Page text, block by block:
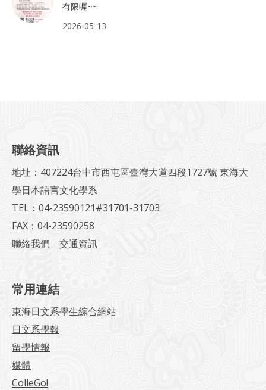
有限喔~~
2026-05-13
聯絡資訊
地址：407224台中市西屯區臺灣大道四段1727號 東海大
學日本語言文化學系
TEL：04-23590121#31701-31703
FAX：04-23590258
聯絡我們
交通資訊
常用連結
東海日文系學生綜合網站
日文系學報
留學情報
媒體
ColleGo!